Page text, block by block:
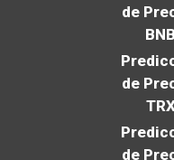
de
BNB
de
de